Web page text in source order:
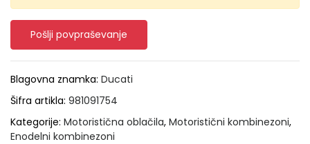
Pošlji povpraševanje
Blagovna znamka: Ducati
Šifra artikla: 981091754
Kategorije: Motoristična oblačila, Motoristični kombinezoni,
Enodelni kombinezoni